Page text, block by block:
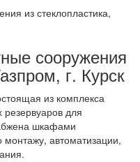
сооружения
г. Курск
из комплекса
резервуаров для
шкафами
автоматизации,